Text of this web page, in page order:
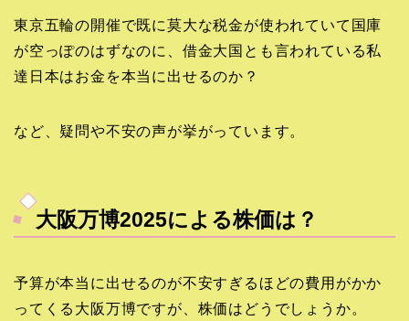
東京五輪の開催で既に莫大な税金が使われていて国庫
が空っぽのはずなのに、借金大国とも言われている私
達日本はお金を本当に出せるのか？
など、疑問や不安の声が挙がっています。
大阪万博2025による株価は？
予算が本当に出せるのが不安すぎるほどの費用がかか
ってくる大阪万博ですが、株価はどうでしょうか。